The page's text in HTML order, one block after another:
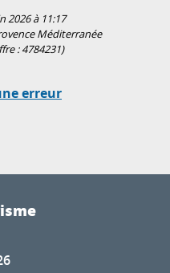
2026 à 11:17
Méditerranée
:4784231)
erreur